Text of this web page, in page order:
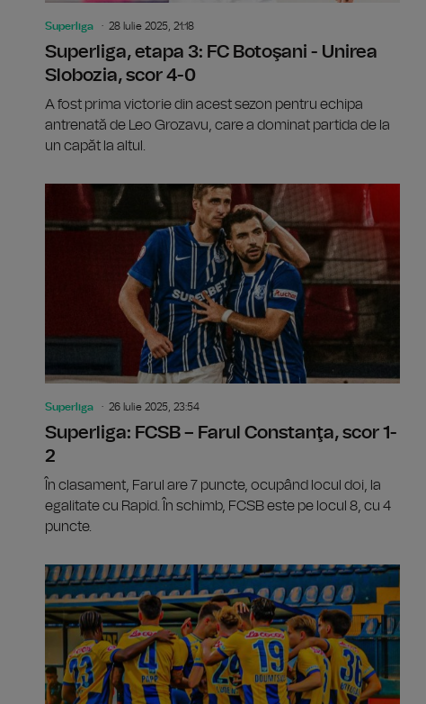
Superliga 28 Iulie 2025, 21:18
Superliga, etapa 3: FC Botoşani - Unirea
Slobozia, scor 4-0
A fost prima victorie din acest sezon pentru echipa
antrenată de Leo Grozavu, care a dominat partida de la
un capăt la altul.
Superliga 26 Iulie 2025, 23:54
Superliga: FCSB – Farul Constanţa, scor 1-
2
În clasament, Farul are 7 puncte, ocupând locul doi, la
egalitate cu Rapid. În schimb, FCSB este pe locul 8, cu 4
puncte.